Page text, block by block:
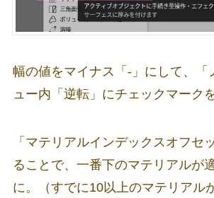
幅の値をマイナス「-」にして、「
ュー内「逆転」にチェックマーク
「マテリアルインデックスオフセ
ることで、一番下のマテリアルが
に。（すでに10以上のマテリアル